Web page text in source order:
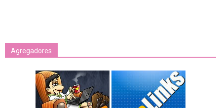
Agregadores